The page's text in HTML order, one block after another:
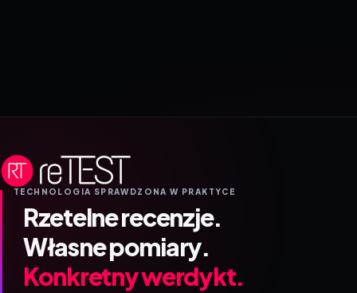
TECHNOLOGIA SPRAWDZONA W PRAKTYCE
Rzetelne recenzje.
Własne pomiary.
Konkretny werdykt.